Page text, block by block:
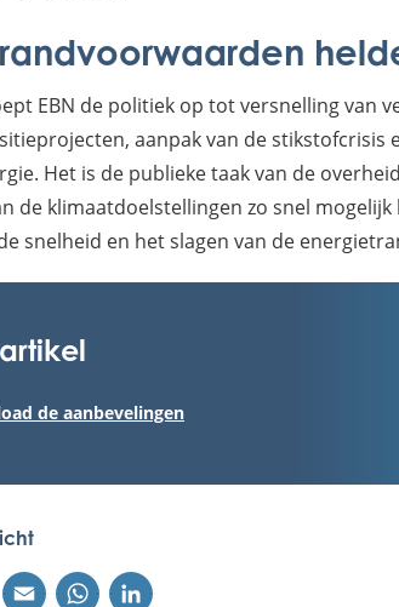
EBN de politiek op tot versnelling van
aanpak van de stikstofcrisis
Het is de publieke taak van de
de klimaatdoelstellingen zo snel
snelheid en het slagen van de
de aanbevelingen
TwitterEmail WhatsApp